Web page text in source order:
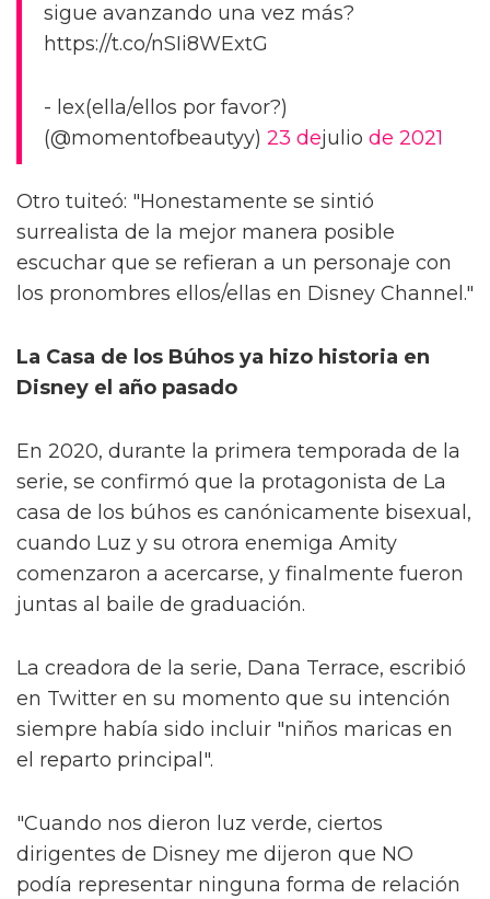
sigue avanzando una vez más?
https://t.co/nSIi8WExtG
- lex(ella/ellos por favor?)
(@momentofbeautyy) 23 dejulio de 2021
Otro tuiteó: "Honestamente se sintió
surrealista de la mejor manera posible
escuchar que se refieran a un personaje con
los pronombres ellos/ellas en Disney Channel."
La Casa de los Búhos ya hizo historia en
Disney el año pasado
En 2020, durante la primera temporada de la
serie, se confirmó que la protagonista de La
casa de los búhos es canónicamente bisexual,
cuando Luz y su otrora enemiga Amity
comenzaron a acercarse, y finalmente fueron
juntas al baile de graduación.
La creadora de la serie, Dana Terrace, escribió
en Twitter en su momento que su intención
siempre había sido incluir "niños maricas en
el reparto principal".
"Cuando nos dieron luz verde, ciertos
dirigentes de Disney me dijeron que NO
podía representar ninguna forma de relación